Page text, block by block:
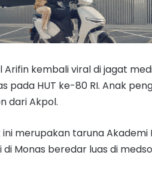
kembali viral di jagat
pada HUT ke-80 RI. Anak
dari Akpol.
merupakan taruna Akademi
Monas beredar luas di